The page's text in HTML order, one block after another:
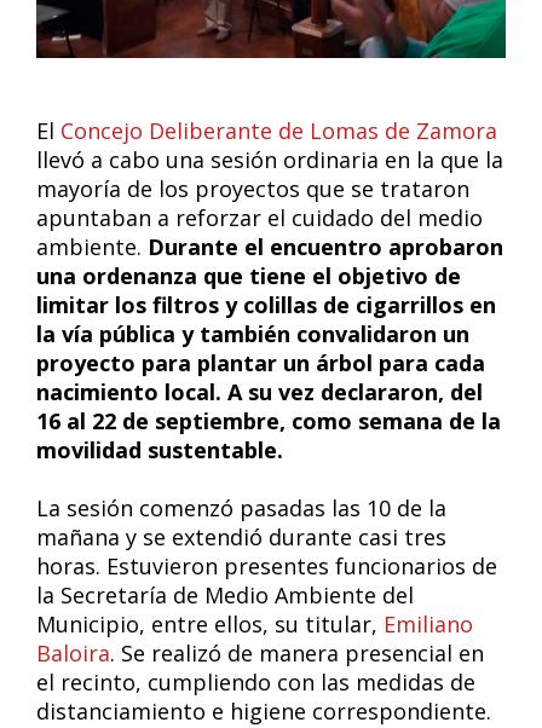
El Concejo Deliberante de Lomas de Zamora
llevó a cabo una sesión ordinaria en la que la
mayoría de los proyectos que se trataron
apuntaban a reforzar el cuidado del medio
ambiente. Durante el encuentro aprobaron
una ordenanza que tiene el objetivo de
limitar los filtros y colillas de cigarrillos en
la vía pública y también convalidaron un
proyecto para plantar un árbol para cada
nacimiento local. A su vez declararon, del
16 al 22 de septiembre, como semana de la
movilidad sustentable.
La sesión comenzó pasadas las 10 de la
mañana y se extendió durante casi tres
horas. Estuvieron presentes funcionarios de
la Secretaría de Medio Ambiente del
Municipio, entre ellos, su titular, Emiliano
Baloira. Se realizó de manera presencial en
el recinto, cumpliendo con las medidas de
distanciamiento e higiene correspondiente.